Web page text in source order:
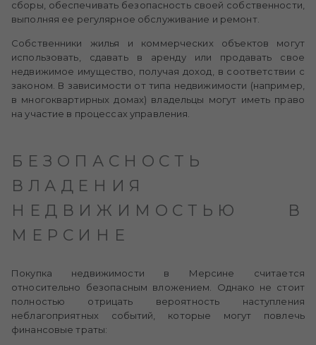
сборы, обеспечивать безопасность своей собственности,
выполняя ее регулярное обслуживание и ремонт.
Собственники жилья и коммерческих объектов могут
использовать, сдавать в аренду или продавать свое
недвижимое имущество, получая доход, в соответствии с
законом. В зависимости от типа недвижимости (например,
в многоквартирных домах) владельцы могут иметь право
на участие в процессах управления.
БЕЗОПАСНОСТЬ
ВЛАДЕНИЯ
НЕДВИЖИМОСТЬЮ В
МЕРСИНЕ
Покупка недвижимости в Мерсине считается
относительно безопасным вложением. Однако не стоит
полностью отрицать вероятность наступления
неблагоприятных событий, которые могут повлечь
финансовые траты: